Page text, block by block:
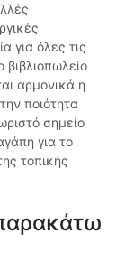
για όλες τις
βιβλιοπωλείο
αρμονικά η
ποιότητα
σημείο
για το
τοπικής